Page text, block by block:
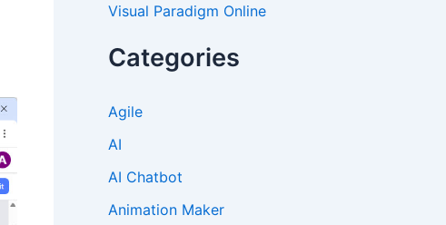
Visual Paradigm Online
Categories
Agile
AI
AI Chatbot
Animation Maker